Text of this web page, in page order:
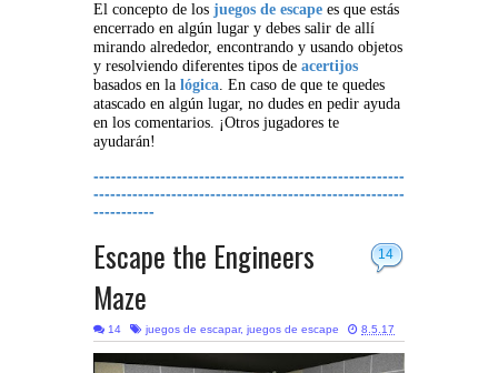
El concepto de los juegos de escape es que estás
encerrado en algún lugar y debes salir de allí
mirando alrededor, encontrando y usando objetos
y resolviendo diferentes tipos de acertijos
basados en la lógica. En caso de que te quedes
atascado en algún lugar, no dudes en pedir ayuda
en los comentarios. ¡Otros jugadores te
ayudarán!
--------------------------------------------------------
--------------------------------------------------------
-----------
14
Escape the Engineers
Maze
14 juegos de escapar, juegos de escape 8.5.17